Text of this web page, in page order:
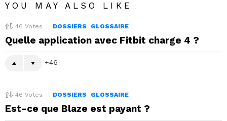
YOU MAY ALSO LIKE
46 Votes DOSSIERS GLOSSAIRE
Quelle application avec Fitbit charge 4 ?
46
46 Votes DOSSIERS GLOSSAIRE
Est-ce que Blaze est payant ?